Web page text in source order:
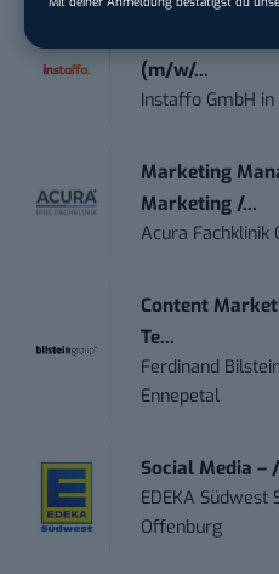
(m/w/...
Instaffo GmbH in
Marketing
Marketing /...
Acura Fachklinik
Content
Te...
Ferdinand
Ennepetal
Social Media –
EDEKA Südwest
Offenburg